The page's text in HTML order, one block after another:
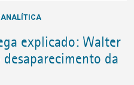
explicado: Walter
da